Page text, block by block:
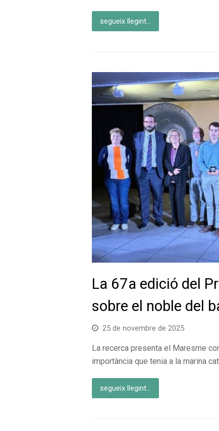
segueix llegint...
La 67a edició del
sobre el noble del
25 de novembre de 2025
La recerca presenta el Maresme
importància que tenia a la marina
segueix llegint...